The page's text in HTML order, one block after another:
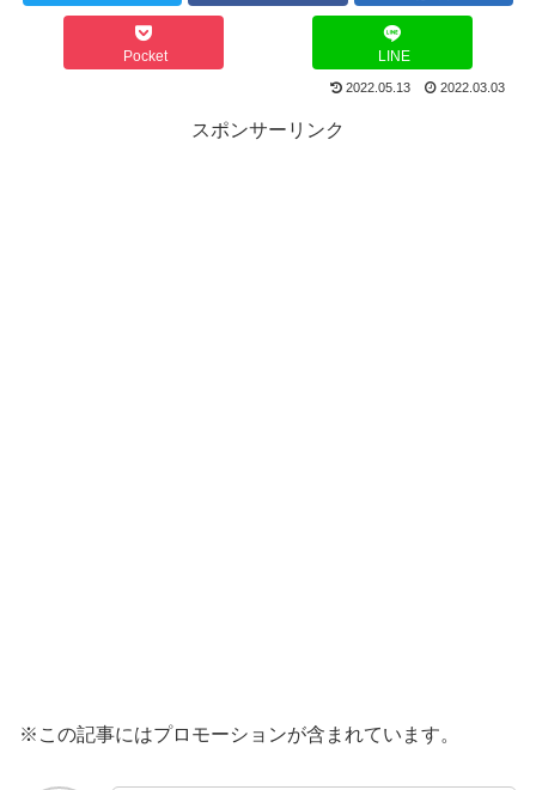
Pocket LINE
2022.05.13 2022.03.03
スポンサーリンク
※この記事にはプロモーションが含まれています。